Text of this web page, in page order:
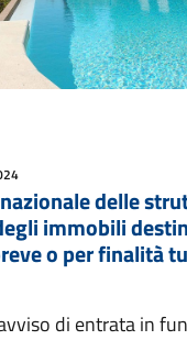
delle
immobili
o per finalità
di entrata in